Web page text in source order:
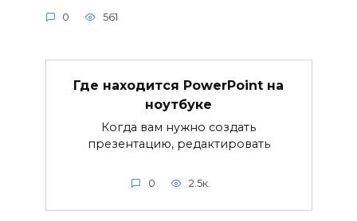
0 561
Где находится PowerPoint на
ноутбуке
Когда вам нужно создать
презентацию, редактировать
0 2.5к.